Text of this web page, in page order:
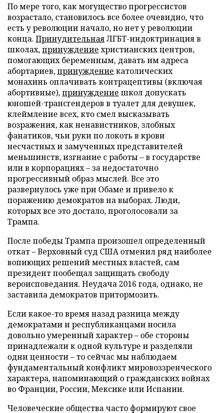
По мере того, как могущество прогрессистов
возрастало, становилось все более очевидно, что
есть у революции начало, но нет у революции
конца. ПринудительнаяЛГБТ-индоктринация в
школах,принуждение христианских центров,
помогающих беременным, давать им адреса
абортариев,принуждение католических
монахинь оплачивать контрацептивы (включая
абортивные),принуждение школ допускать
юношей-трансгендеров в туалет для девушек,
клеймление всех, кто смел высказывать
возражения, как ненавистников, злобных
фанатиков, чьи руки по локоть в крови
несчастных и замученных представителей
меньшинств, изгнание с работы – в государстве
или в корпорациях – за недостаточно
прогрессивный образ мыслей. Все это
развернулось уже при Обаме и привело к
поражению демократов на выборах. Люди,
которых все это достало, проголосовали за
Трампа.
После победы Трампа произошел определенный
откат – Верховный суд США отменил ряд наиболее
вопиющих решений местных властей, сам
президент пообещал защищать свободу
вероисповедания. Неудача 2016 года, однако, не
заставила демократов притормозить.
Если какое-то время назад разница между
демократами и республиканцами носила
довольно умеренный характер – обе стороны
принадлежали к одной культуре и разделяли
одни ценности – то сейчас мы наблюдаем
фундаментальный конфликт мировоззренческого
характера, напоминающий о гражданских войнах
во Франции, России, Мексике или Испании.
Человеческие общества часто формируют свое